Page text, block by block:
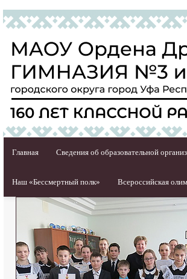
Главная Сведения об образовательной
Наш «Бессмертный полк» Всероссийская